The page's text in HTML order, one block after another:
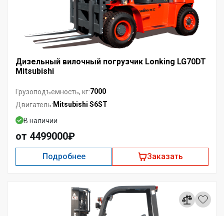
Дизельный вилочный погрузчик Lonking LG70DT
Mitsubishi
Грузоподъемность, кг:7000
Двигатель: Mitsubishi S6ST
В наличии
от 4499000₽
Подробнее Заказать